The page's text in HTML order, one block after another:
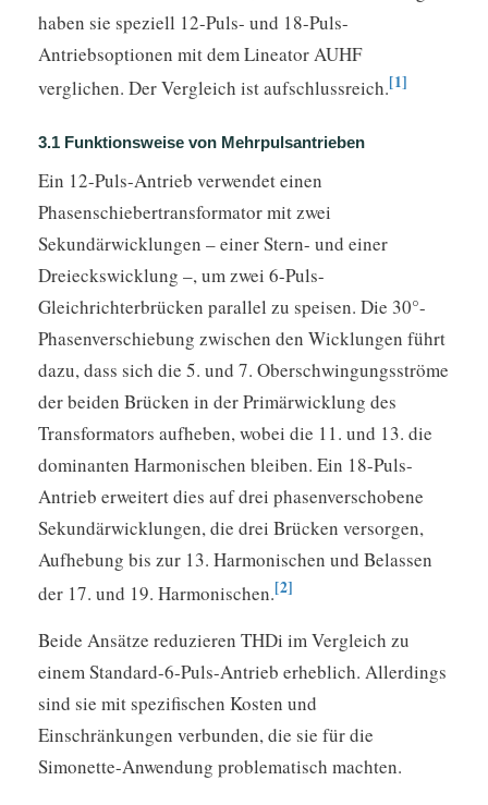
haben sie speziell 12-Puls- und 18-Puls-
Antriebsoptionen mit dem Lineator AUHF
verglichen. Der Vergleich ist aufschlussreich.[1]
3.1 Funktionsweise von Mehrpulsantrieben
Ein 12-Puls-Antrieb verwendet einen
Phasenschiebertransformator mit zwei
Sekundärwicklungen – einer Stern- und einer
Dreieckswicklung –, um zwei 6-Puls-
Gleichrichterbrücken parallel zu speisen. Die 30°-
Phasenverschiebung zwischen den Wicklungen führt
dazu, dass sich die 5. und 7. Oberschwingungsströme
der beiden Brücken in der Primärwicklung des
Transformators aufheben, wobei die 11. und 13. die
dominanten Harmonischen bleiben. Ein 18-Puls-
Antrieb erweitert dies auf drei phasenverschobene
Sekundärwicklungen, die drei Brücken versorgen,
Aufhebung bis zur 13. Harmonischen und Belassen
der 17. und 19. Harmonischen.[2]
Beide Ansätze reduzieren THDi im Vergleich zu
einem Standard-6-Puls-Antrieb erheblich. Allerdings
sind sie mit spezifischen Kosten und
Einschränkungen verbunden, die sie für die
Simonette-Anwendung problematisch machten.